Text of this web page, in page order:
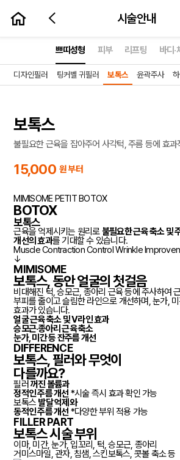
시술안내
쁘띠성형 피부 리프팅 바디·
디자인필러 팅커벨 귀필러 보톡스 윤곽주사
prev
보톡스
불필요한 근육을 잡아주어 사각턱, 주름 등에 효
15,000 원 부터
MIMISOME PETITBOTOX
BOTOX
보톡스
근육을 억제시키는 원리로불필요한 근육 축소 및
개선의 효과를 기대할 수 있습니다.
Muscle ContractionControlWrinkle
↓
MIMISOME
보톡스, 동안 얼굴의 첫걸음
비대해진 턱, 승모근, 종아리 근육 등에 주사하여
부피를 줄이고 슬림한 라인으로 개선하며, 눈가,
효과가 있습니다.
얼굴근육 축소 및 V라인효과
승모근·종아리근육 축소
눈가, 미간 등잔주름 개선
DIFFERENCE
보톡스, 필러와 무엇이
다를까요?
필러 꺼진 볼륨과
정적인 주름 개선 *시술 즉시 효과 확인 가능
보톡스 발달 억제와
동적인 주름 개선 *다양한 부위 적용 가능
FILLER PART
보톡스 시술 부위
이마, 미간, 눈가, 입꼬리, 턱, 승모근, 종아리
거미스마일, 관자, 침샘, 스킨보톡스, 콧볼 축소 등